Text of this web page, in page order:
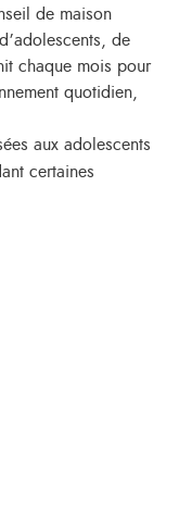
de maison
de
chaque mois pour
quotidien,
aux adolescents
certaines